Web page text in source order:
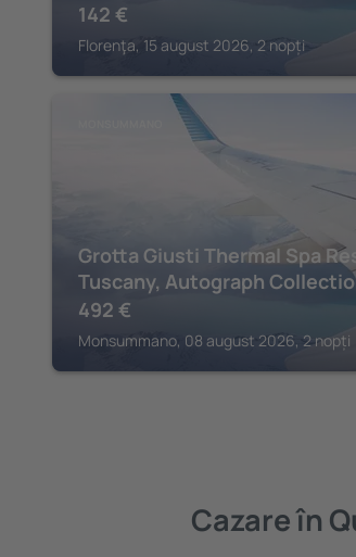
142 €
Florenţa, 15 august 2026, 2 nopți
Grotta Giusti Thermal Spa
Tuscany, Autograph
492 €
Monsummano, 08 august 2026, 2 nopți
Cazare în